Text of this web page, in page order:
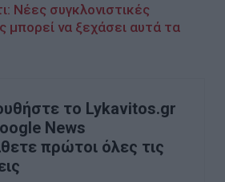
Νέες συγκλονιστικές
μπορεί να ξεχάσει αυτά τα
το Lykavitos.gr
News
πρώτοι όλες τις